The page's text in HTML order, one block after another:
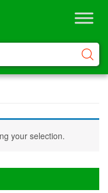
your selection.